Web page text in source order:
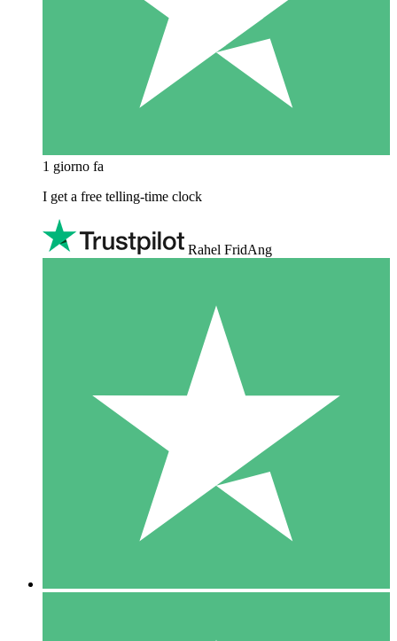
1 giorno fa
I get a free telling-time clock
Rahel FridAng